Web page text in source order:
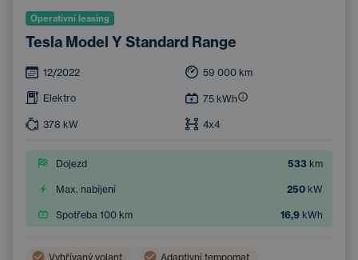
Operativní leasing
Tesla Model Y Standard Range
12/2022 59 000 km
Elektro 75 kWh
378 kW 4x4
Dojezd 533 km
Max. nabíjení 250 kW
Spotřeba 100 km 16,9 kWh
Vyhřívaný volant Adaptivní tempomat